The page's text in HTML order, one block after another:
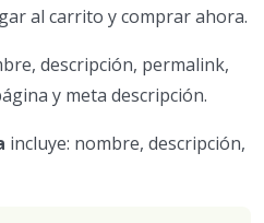
al carrito y comprar ahora.
descripción, permalink,
y meta descripción.
incluye: nombre, descripción,